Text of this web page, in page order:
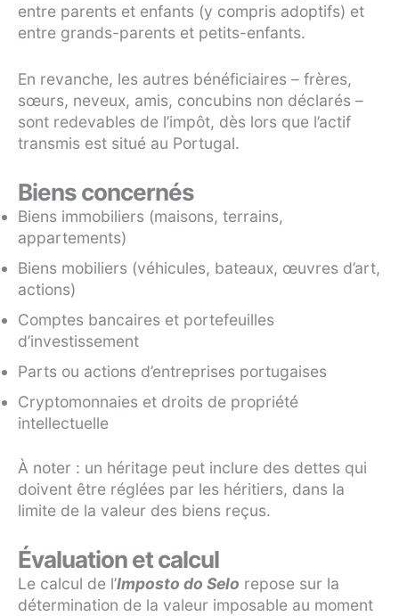
entre parents et enfants (y compris adoptifs) et
entre grands-parents et petits-enfants.
En revanche, les autres bénéficiaires – frères,
sœurs, neveux, amis, concubins non déclarés –
sont redevables de l’impôt, dès lors que l’actif
transmis est situé au Portugal.
Biens concernés
Biens immobiliers (maisons, terrains,
appartements)
Biens mobiliers (véhicules, bateaux, œuvres d’art,
actions)
Comptes bancaires et portefeuilles
d’investissement
Parts ou actions d’entreprises portugaises
Cryptomonnaies et droits de propriété
intellectuelle
À noter : un héritage peut inclure des dettes qui
doivent être réglées par les héritiers, dans la
limite de la valeur des biens reçus.
Évaluation et calcul
Le calcul de l’Imposto do Selo repose sur la
détermination de la valeur imposable au moment